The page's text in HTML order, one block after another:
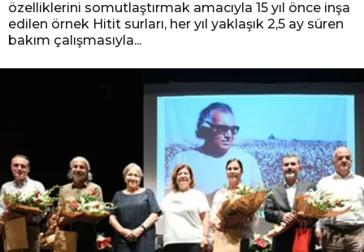
özelliklerini somutlaştırmak amacıyla 15 yıl önce inşa
edilen örnek Hitit surları, her yıl yaklaşık 2,5 ay süren
bakım çalışmasıyla...